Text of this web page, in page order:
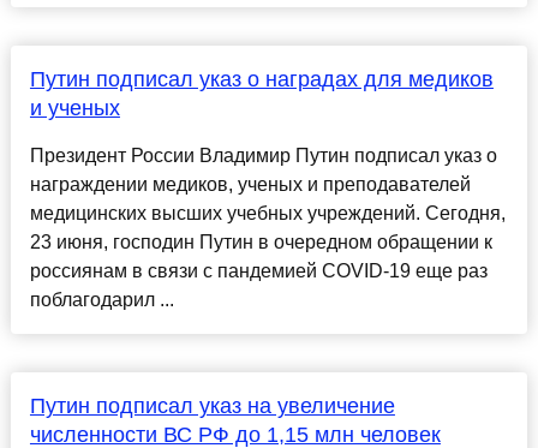
Путин подписал указ о наградах для медиков
и ученых
Президент России Владимир Путин подписал указ о
награждении медиков, ученых и преподавателей
медицинских высших учебных учреждений. Сегодня,
23 июня, господин Путин в очередном обращении к
россиянам в связи с пандемией COVID-19 еще раз
поблагодарил ...
Путин подписал указ на увеличение
численности ВС РФ до 1,15 млн человек